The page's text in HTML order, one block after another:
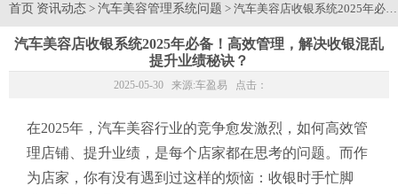
首页 资讯动态 > 汽车美容管理系统问题 > 汽车美容店收银系统2025年必
汽车美容店收银系统2025年必备！高效管理，解决收银混乱
提升业绩秘诀？
2025-05-30 来源:车盈易 点击：
在2025年，汽车美容行业的竞争愈发激烈，如何高效管
理店铺、提升业绩，是每个店家都在思考的问题。而作
为店家，你有没有遇到过这样的烦恼：收银时手忙脚